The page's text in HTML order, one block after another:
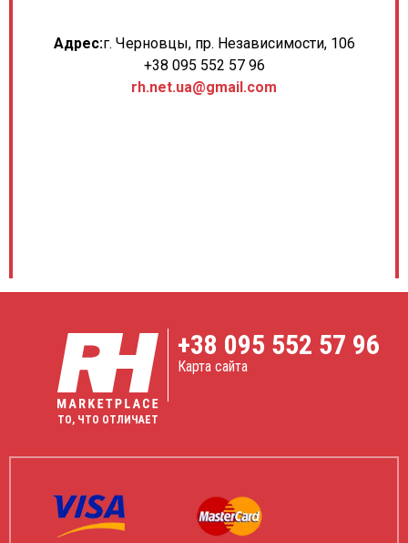
Адрес:г. Черновцы, пр. Независимости, 106
+38 095 552 57 96
rh.net.ua@gmail.com
ТО, ЧТО ОТЛИЧАЕТ
+38 095 552 57 96
Карта сайта